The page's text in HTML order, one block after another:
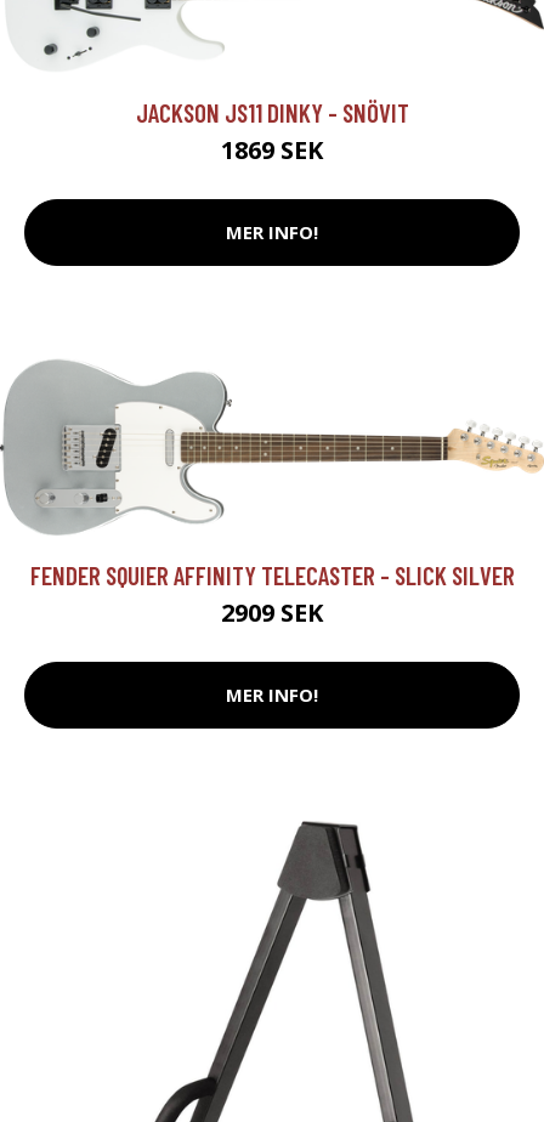
JACKSON JS11 DINKY - SNÖVIT
1869 SEK
MER INFO!
FENDER SQUIER AFFINITY TELECASTER - SLICK SILVER
2909 SEK
MER INFO!